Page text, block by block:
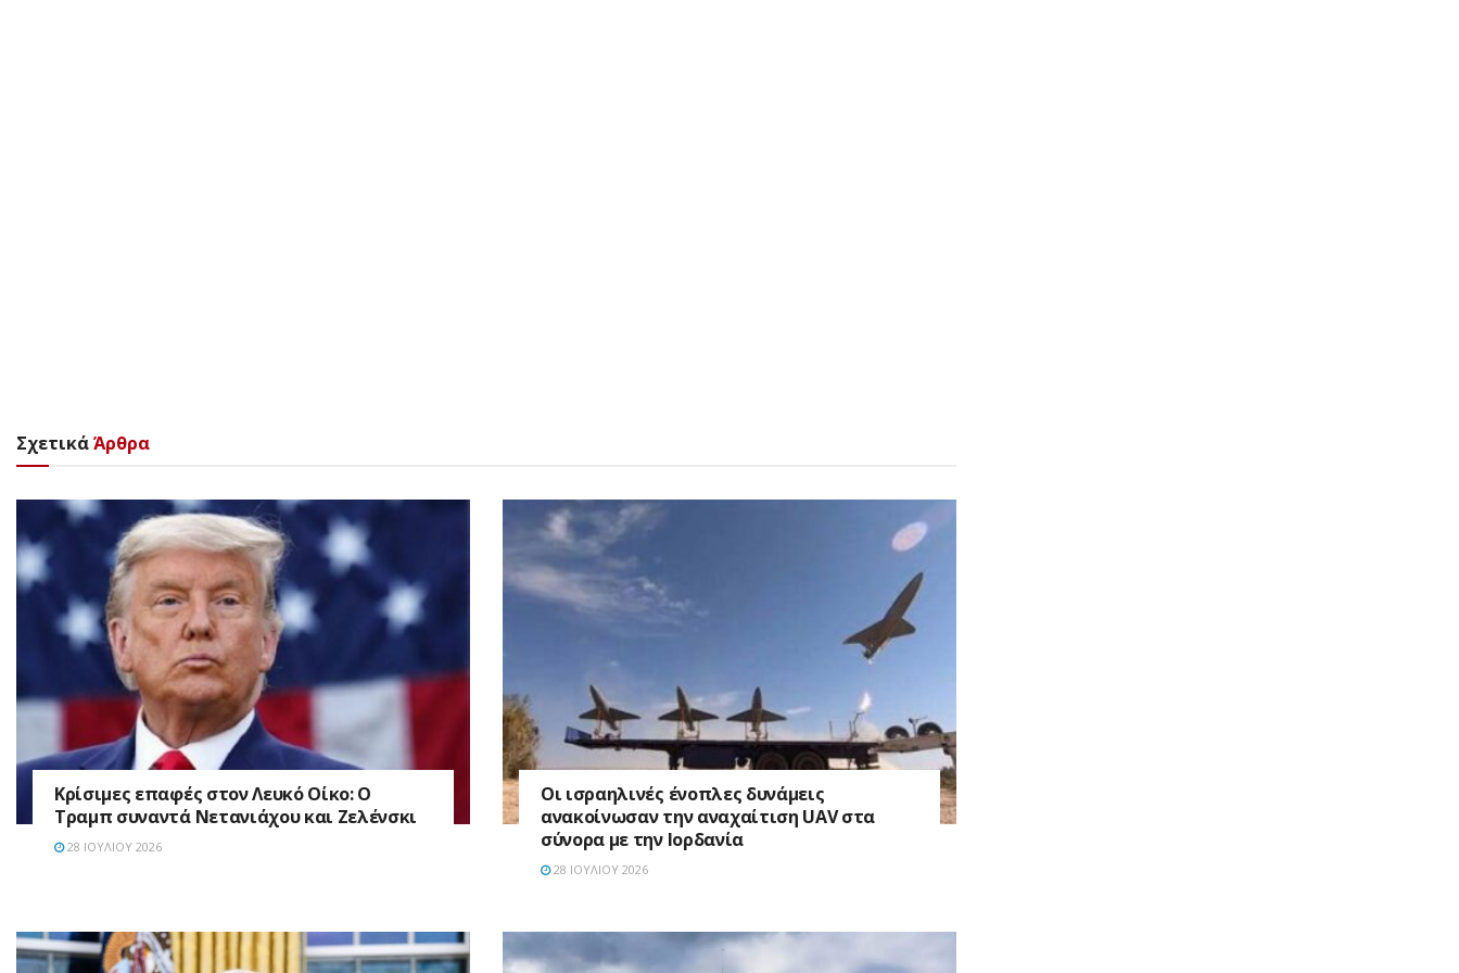
ΣχετικάΆρθρα
Κρίσιμες επαφές στον Λευκό Οίκο: Ο
Τραμπ συναντά Νετανιάχου και Ζελένσκι
28 ΙΟΥΛΊΟΥ 2026
Οι ισραηλινές ένοπλες δυνάμεις
ανακοίνωσαν την αναχαίτιση UAV στα
σύνορα με την Ιορδανία
28 ΙΟΥΛΊΟΥ 2026